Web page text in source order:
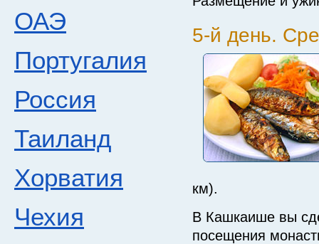
ОАЭ
Португалия
Россия
Таиланд
Хорватия
Чехия
5-й день.
км).
В Кашкаише вы
посещения